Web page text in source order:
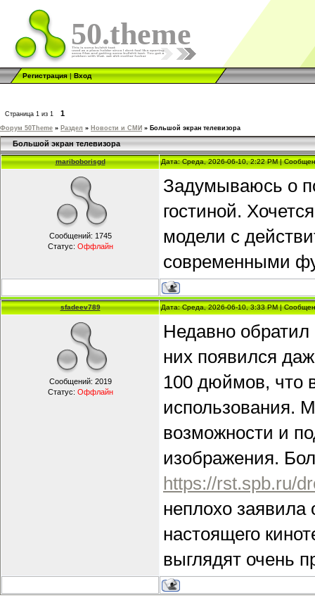
50.theme
Регистрация|Вход
Страница 1 из 1 1
Форум 50Theme » Раздел » Новости и СМИ » Большой экран телевизора
Большой экран телевизора
mariboborisgd Дата: Среда, 2026-06-10, 2:22 PM |
Сообщений: 1745
Статус: Оффлайн
Задумываюсь о
гостиной.
модели с
современными
sfadeev789 Дата: Среда, 2026-06-10, 3:33 PM |
Сообщений: 2019
Статус: Оффлайн
Недавно
них появился
100 дюймов, что
использования.
возможности и
изображения.
https://rst.spb.ru/
неплохо
настоящего
выглядят очень